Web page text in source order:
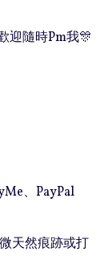
迎隨時Pm我🎊
、PayPal
天然痕跡或打